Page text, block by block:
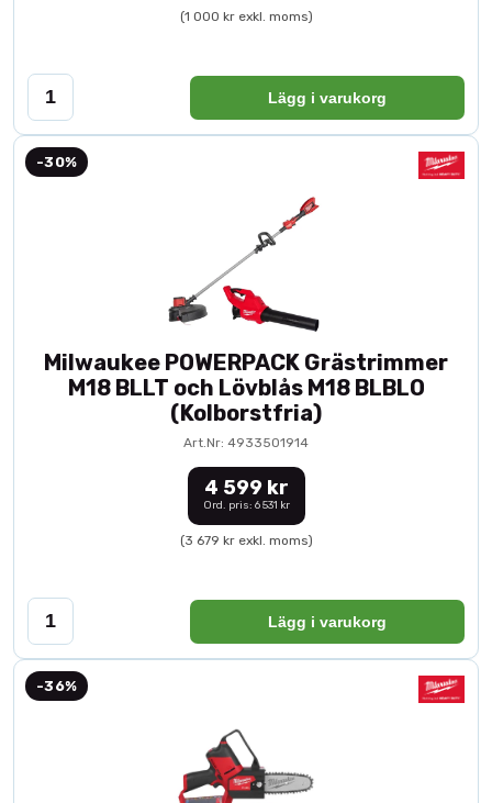
(1 000 kr exkl. moms)
Lägg i varukorg
-30%
Milwaukee POWERPACK Grästrimmer
M18 BLLT och Lövblås M18 BLBLO
(Kolborstfria)
Art.Nr: 4933501914
4 599 kr
Ord. pris: 6 531 kr
(3 679 kr exkl. moms)
Lägg i varukorg
-36%